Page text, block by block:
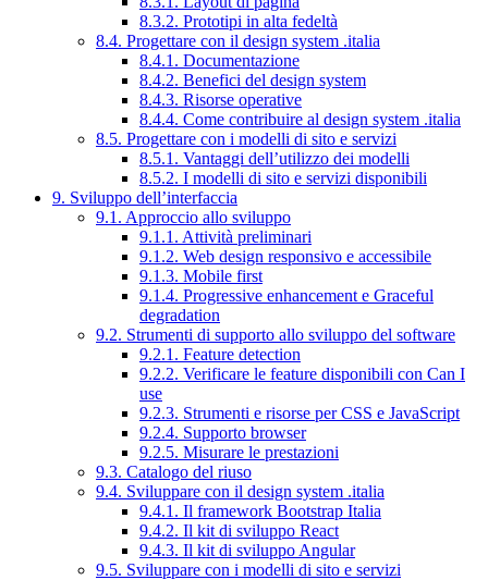
8.3.2. Prototipi in alta fedeltà
8.4. Progettare con il design system .italia
8.4.1. Documentazione
8.4.2. Benefici del design system
8.4.3. Risorse operative
8.4.4. Come contribuire al design system .italia
8.5. Progettare con i modelli di sito e servizi
8.5.1. Vantaggi dell’utilizzo dei modelli
8.5.2. I modelli di sito e servizi disponibili
9. Sviluppo dell’interfaccia
9.1. Approccio allo sviluppo
9.1.1. Attività preliminari
9.1.2. Web design responsivo e accessibile
9.1.3. Mobile first
9.1.4. Progressive enhancement e Graceful
degradation
9.2. Strumenti di supporto allo sviluppo del software
9.2.1. Feature detection
9.2.2. Verificare le feature disponibili con Can I
use
9.2.3. Strumenti e risorse per CSS e JavaScript
9.2.4. Supporto browser
9.2.5. Misurare le prestazioni
9.3. Catalogo del riuso
9.4. Sviluppare con il design system .italia
9.4.1. Il framework Bootstrap Italia
9.4.2. Il kit di sviluppo React
9.4.3. Il kit di sviluppo Angular
9.5. Sviluppare con i modelli di sito e servizi